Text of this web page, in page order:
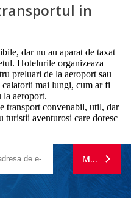
in
dar nu au aparat de taxat
Hotelurile organizeaza
preluari de la aeroport sau
mai lungi, cum ar fi
la aeroport.
transport convenabil, util, dar
turistii aventurosi care doresc
MA